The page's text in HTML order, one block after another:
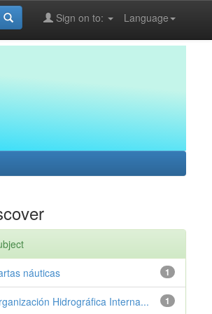
Language
Sign on to:
1
náuticas
1
Hidrográfica Interna...